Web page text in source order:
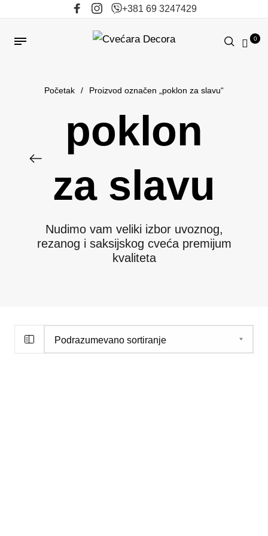
+381 69 3247429
0
Početak / Proizvod označen „poklon za slavu“
poklon
za slavu
Nudimo vam veliki izbor uvoznog,
rezanog i saksijskog cveća premijum
kvaliteta